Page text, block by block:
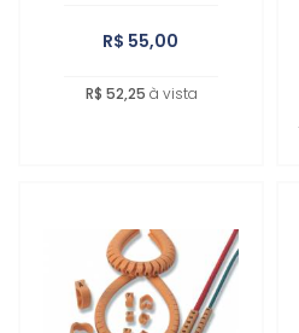
R$ 55,00
R$ 52,25 à vista